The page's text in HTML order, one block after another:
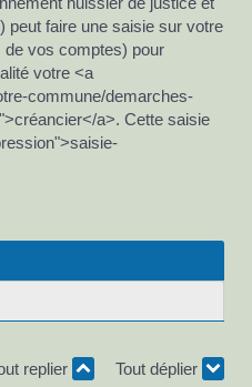
peut faire une saisie sur votre
de vos comptes) pour
votre <a
commune/demarches-
a>. Cette saisie
replier Tout déplier